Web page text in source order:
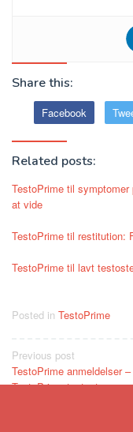
Share this:
Facebook
Related posts:
TestoPrime til
at vide
TestoPrime til restitution:
TestoPrime til lavt
Posted in TestoPrime
Post
navigation
Previous post
TestoPrime anmeldelser
TestoPrime testosteron